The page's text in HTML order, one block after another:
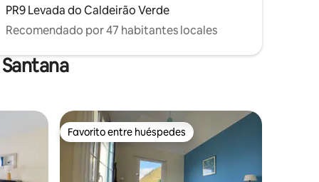
PR9 Levada do Caldeirão Verde
Recomendado por 47 habitantes locales
Favorito entre huéspedes
Favorito entre huéspedes